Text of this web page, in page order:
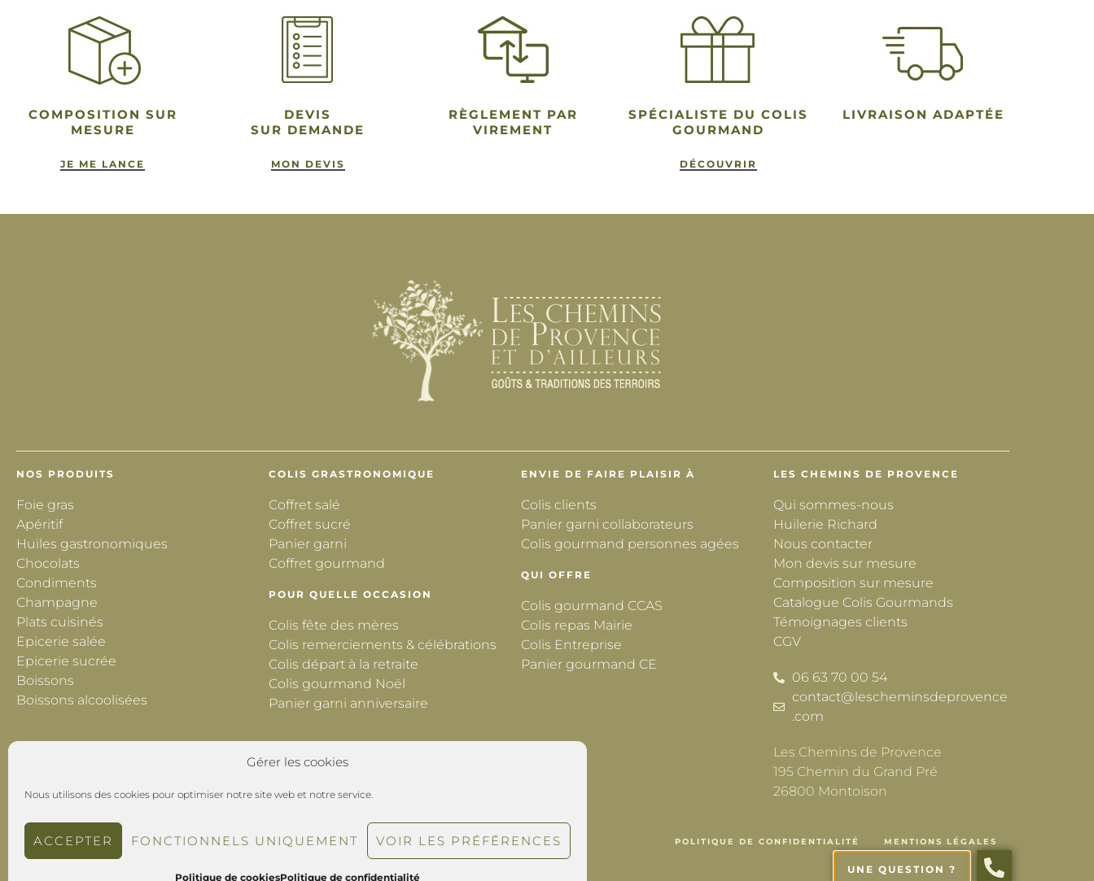
Gérer les cookies
Nous utilisons des cookies pour optimiser notre site web et notre service.
ACCEPTER FONCTIONNELS UNIQUEMENT VOIR LES PRÉFÉRENCES
Politique de cookiesPolitique de confidentialité
COMPOSITION SUR
MESURE
JE ME LANCE
DEVIS
SUR DEMANDE
MON DEVIS
RÈGLEMENT PAR
VIREMENT
SPÉCIALISTE DU COLIS
GOURMAND
DÉCOUVRIR
LIVRAISON ADAPTÉE
NOS PRODUITS
Foie gras
Apéritif
Huiles gastronomiques
Chocolats
Condiments
Champagne
Plats cuisinés
Epicerie salée
Epicerie sucrée
Boissons
Boissons alcoolisées
COLIS GRASTRONOMIQUE
Coffret salé
Coffret sucré
Panier garni
Coffret gourmand
POUR QUELLE OCCASION
Colis fête des mères
Colis remerciements & célébrations
Colis départ à la retraite
Colis gourmand Noël
Panier garni anniversaire
ENVIE DE FAIRE PLAISIR À
Colis clients
Panier garni collaborateurs
Colis gourmand personnes agées
QUI OFFRE
Colis gourmand CCAS
Colis repas Mairie
Colis Entreprise
Panier gourmand CE
LES CHEMINS DE PROVENCE
Qui sommes-nous
Huilerie Richard
Nous contacter
Mon devis sur mesure
Composition sur mesure
Catalogue Colis Gourmands
Témoignages clients
CGV
06 63 70 00 54
contact@lescheminsdeprovence
.com
Les Chemins de Provence
195 Chemin du Grand Pré
26800 Montoison
POLITIQUE DE CONFIDENTIALITÉ MENTIONS LÉGALES
UNE QUESTION ?